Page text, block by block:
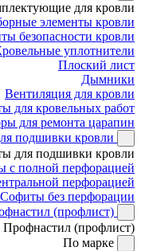
для кровли
элементы кровли
безопасности кровли
уплотнители
Плоский лист
Дымники
Вентиляция для кровли
для кровельных работ
для ремонта царапин
подшивки кровли
для подшивки кровли
с полной перфорацией
перфорацией
Софиты без перфорации
(профлист)
Профнастил (профлист)
По марке